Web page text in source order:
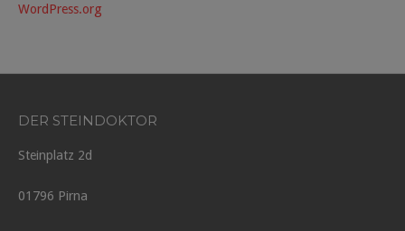
WordPress.org
DER STEINDOKTOR
Steinplatz 2d
01796 Pirna